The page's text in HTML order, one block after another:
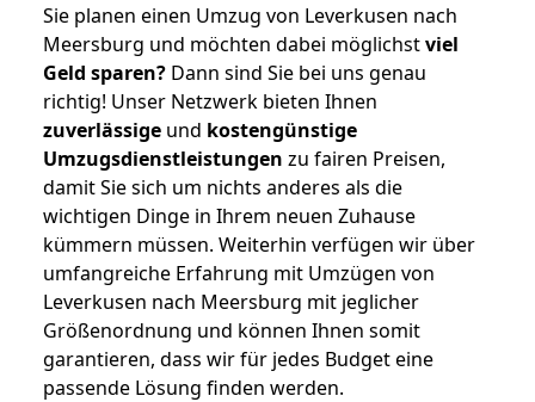
Sie planen einen Umzug von Leverkusen nach
Meersburg und möchten dabei möglichstviel
Geld sparen? Dann sind Sie bei uns genau
richtig! Unser Netzwerk bieten Ihnen
zuverlässige und kostengünstige
Umzugsdienstleistungen zu fairen Preisen,
damit Sie sich um nichts anderes als die
wichtigen Dinge in Ihrem neuen Zuhause
kümmern müssen. Weiterhin verfügen wir über
umfangreiche Erfahrung mit Umzügen von
Leverkusen nach Meersburg mit jeglicher
Größenordnung und können Ihnen somit
garantieren, dass wir für jedes Budget eine
passende Lösung finden werden.